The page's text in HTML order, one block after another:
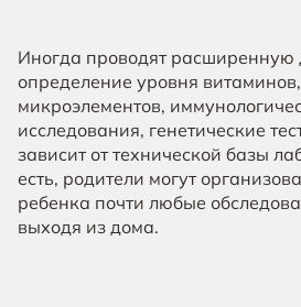
Иногда проводят расширенную
определение уровня витаминов,
микроэлементов,
исследования, генетические
зависит от технической базы
есть, родители могут
ребенка почти любые
выходя из дома.